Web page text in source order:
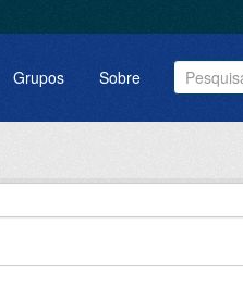
Grupos Sobre